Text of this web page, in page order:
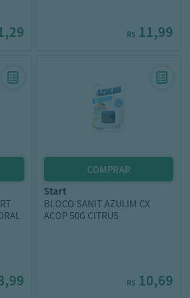
R$ 11,99
start
BLOCO SANIT AZULIM CX
ACOP 50G CITRUS
R$ 10,69